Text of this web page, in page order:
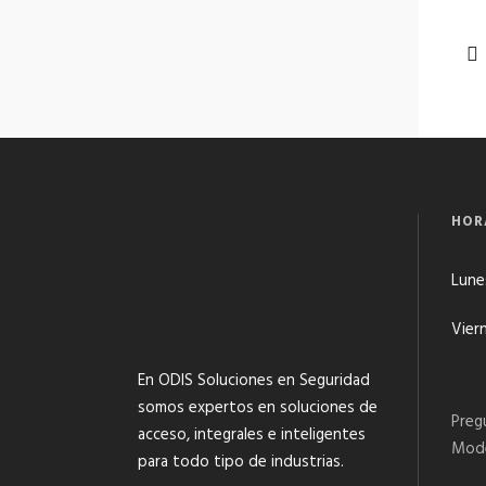
En ODIS Soluciones en Seguridad
somos expertos en soluciones de
acceso, integrales e inteligentes
para todo tipo de industrias.